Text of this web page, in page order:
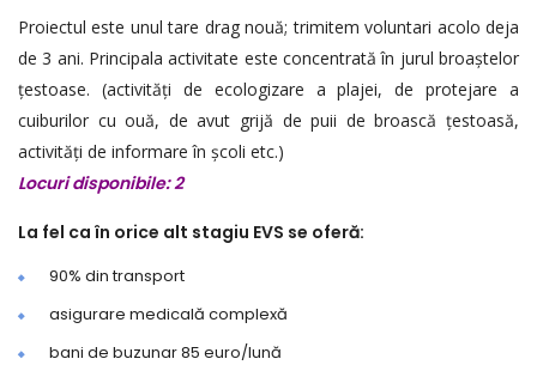
Proiectul este unul tare drag nouă; trimitem voluntari acolo deja
de 3 ani. Principala activitate este concentrată în jurul broaștelor
țestoase. (activități de ecologizare a plajei, de protejare a
cuiburilor cu ouă, de avut grijă de puii de broască țestoasă,
activități de informare în școli etc.)
Locuri disponibile: 2
La fel ca în orice alt stagiu EVS se oferă:
90% din transport
asigurare medicală complexă
bani de buzunar 85 euro/lună